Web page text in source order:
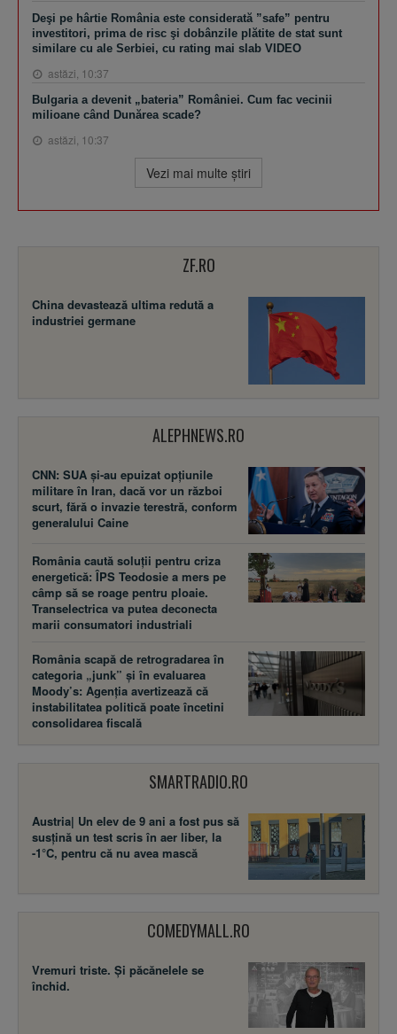
Deşi pe hârtie România este considerată ”safe” pentru
investitori, prima de risc şi dobânzile plătite de stat sunt
similare cu ale Serbiei, cu rating mai slab VIDEO
astăzi, 10:37
Bulgaria a devenit „bateria” României. Cum fac vecinii
milioane când Dunărea scade?
astăzi, 10:37
Vezi mai multe ştiri
ZF.RO
China devastează ultima redută a
industriei germane
ALEPHNEWS.RO
CNN: SUA şi-au epuizat opțiunile
militare în Iran, dacă vor un război
scurt, fără o invazie terestră, conform
generalului Caine
România caută soluții pentru criza
energetică: ÎPS Teodosie a mers pe
câmp să se roage pentru ploaie.
Transelectrica va putea deconecta
marii consumatori industriali
România scapă de retrogradarea în
categoria „junk” și în evaluarea
Moody’s: Agenția avertizează că
instabilitatea politică poate încetini
consolidarea fiscală
SMARTRADIO.RO
Austria| Un elev de 9 ani a fost pus să
susţină un test scris în aer liber, la
-1°C, pentru că nu avea mască
COMEDYMALL.RO
Vremuri triste. Şi păcănelele se
închid.